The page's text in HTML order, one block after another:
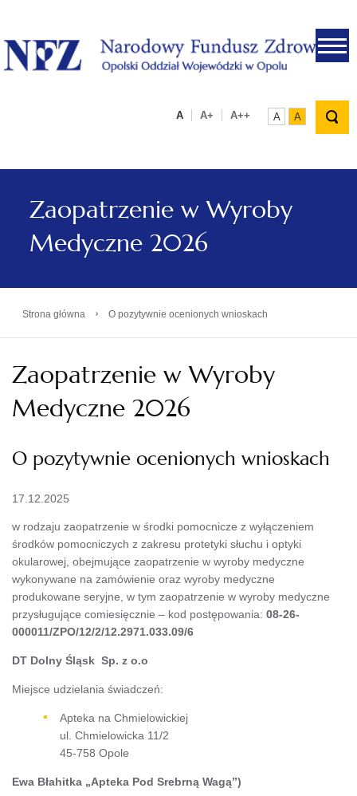
.
A A+ A++ A A
Zaopatrzenie w Wyroby
Medyczne 2026
Strona główna › O pozytywnie ocenionych wnioskach
Zaopatrzenie w Wyroby
Medyczne 2026
O pozytywnie ocenionych wnioskach
17.12.2025
w rodzaju zaopatrzenie w środki pomocnicze z wyłączeniem
środków pomocniczych z zakresu protetyki słuchu i optyki
okularowej, obejmujące zaopatrzenie w wyroby medyczne
wykonywane na zamówienie oraz wyroby medyczne
produkowane seryjne, w tym zaopatrzenie w wyroby medyczne
przysługujące comiesięcznie – kod postępowania: 08-26-
000011/ZPO/12/2/12.2971.033.09/6
DT Dolny Śląsk Sp. z o.o
Miejsce udzielania świadczeń:
Apteka na Chmielowickiej
ul. Chmielowicka 11/2
45-758 Opole
Ewa Błahitka „Apteka Pod Srebrną Wagą”)